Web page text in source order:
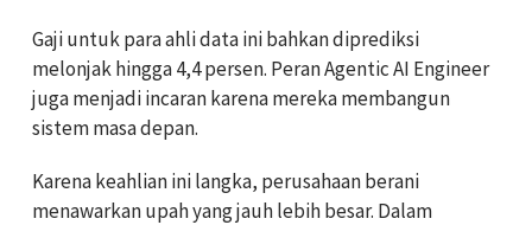
Gaji untuk para ahli data ini bahkan diprediksi
melonjak hingga 4,4 persen. Peran Agentic AI Engineer
juga menjadi incaran karena mereka membangun
sistem masa depan.
Karena keahlian ini langka, perusahaan berani
menawarkan upah yang jauh lebih besar. Dalam